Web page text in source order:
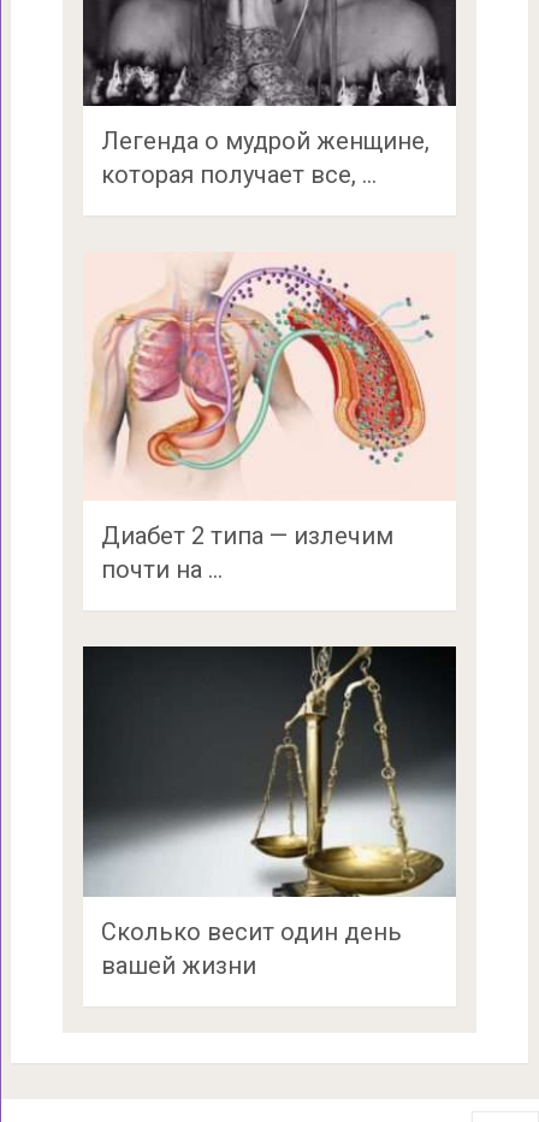
Легенда о мудрой женщине,
которая получает все, …
Диабет 2 типа — излечим
почти на …
Сколько весит один день
вашей жизни